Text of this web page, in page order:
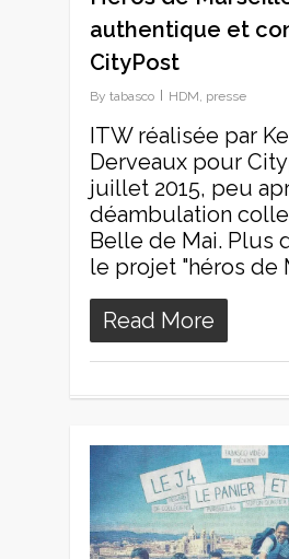
authentique et
CityPost
By tabasco HDM, presse
ITW réalisée par
Derveaux pour
juillet 2015, peu
déambulation
Belle de Mai. Plus
le projet "héros de
Read More
0